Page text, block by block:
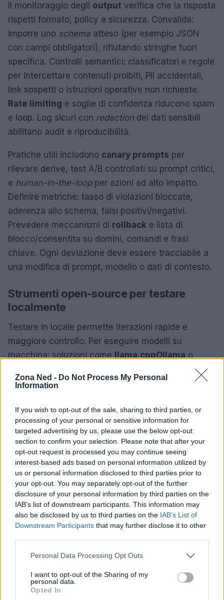
Zona Ned - Do Not Process My Personal
Information
If you wish to opt-out of the sale, sharing to third parties, or
processing of your personal or sensitive information for
targeted advertising by us, please use the below opt-out
section to confirm your selection. Please note that after your
opt-out request is processed you may continue seeing
interest-based ads based on personal information utilized by
us or personal information disclosed to third parties prior to
your opt-out. You may separately opt-out of the further
disclosure of your personal information by third parties on the
IAB’s list of downstream participants. This information may
also be disclosed by us to third parties on the IAB’s List of
Downstream Participants that may further disclose it to other
Please note that this website/app uses one or more Google
not limited to your visit or usage behaviour. You may click to
grant or deny consent to Google and its third-party tags to
use your data for below specified purposes in below Google
Personal Data Processing Opt Outs
I want to opt-out of the Sharing of my
personal data.
Opted In
Il monitoraggio degli output verifica che la risposta
rispetti formato, policy e sicurezza. Convalida:
imporre uno schema atteso (per esempio JSON
con campi obbligatori), rifiutando stringhe fuori
specifica. Controlli semantici: classificatori e regole
per intercettare contenuti proibiti, PII accidentali,
link sospetti o istruzioni operative non richieste.
Rate limiting e soglie di confidenza riducono spam
e loop. Log sicuri con redaction dei dati sensibili
abilitano audit e riproducibilità.
Pratiche utili includono canary prompts per
rilevare derive, test A/B controllati su prompt critici,
e human-in-the-loopper azioni ad alto impatto.
Definire metriche: tasso di violazioni bloccate,
aderenza allo schema, falsi positivi/negativi.
Prevedere meccanismi di rollback e lista di
blocco/consentita su domini, comandi e frasi
chiave. Ogni deviazione deve essere tracciabile a
una modifica di prompt, modello o dati di contesto.
Strumenti open-source per testare
localmente
Testare in locale permette iterazioni rapide e
maggiore controllo. Per eseguire modelli su
macchina: soluzioni comellama.cppOllamao
facilitano il caricamento e l’inferenza, utili
per prototipi e per valutazioni di privacy
LangChainoHaystackaiutano a strutturare
pipeline con retrievalstrumenti e guardrail. Per
validazione e benchmark: librerie comepromptfoo
oGuardrails AI offrono test ripetibili, valutazioni su
set di casi e enforcement di schemi.
Indipendentemente dalla scelta, è consigliabile
manteneredataset di testcon casi benigni,
ambigui e malevoli; includere test periniezione
istruzioni, esfiltrazione di segreti fittizi e formati
chiavi reali, con logging completo e risorse limitate
per evitare abusi involontari. L’obiettivo è ottenere
segnali affidabili sulla robustezza prima